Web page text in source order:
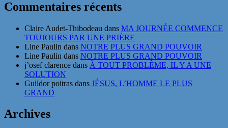
Commentaires récents
Claire Audet-Thibodeau dans MA JOURNÉE COMMENCE
TOUJOURS PAR UNE PRIÈRE
Line Paulin dans NOTRE PLUS GRAND POUVOIR
Line Paulin dans NOTRE PLUS GRAND POUVOIR
j’osef clarence dans À TOUT PROBLÈME, IL Y A UNE
SOLUTION
Guildor poitras dans JÉSUS, L’HOMME LE PLUS
GRAND
Archives